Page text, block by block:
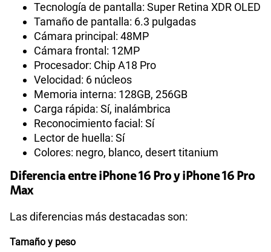
Tecnología de pantalla: Super Retina XDR OLED
Tamaño de pantalla: 6.3 pulgadas
Cámara principal: 48MP
Cámara frontal: 12MP
Procesador: Chip A18 Pro
Velocidad: 6 núcleos
Memoria interna: 128GB, 256GB
Carga rápida: Sí, inalámbrica
Reconocimiento facial: Sí
Lector de huella: Sí
Colores: negro, blanco, desert titanium
Diferencia entre iPhone 16 Pro y iPhone 16 Pro
Max
Las diferencias más destacadas son:
Tamaño y peso